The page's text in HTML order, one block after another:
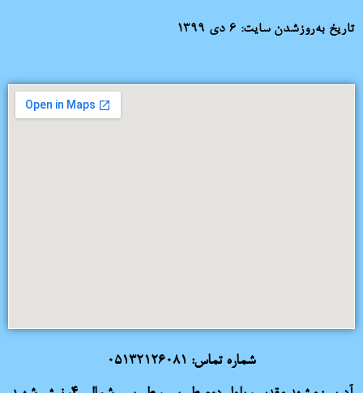
تاریخ به‌روزشدن سایت: ۶ دی ۱۳۹۹
شماره تماس: 05132126081